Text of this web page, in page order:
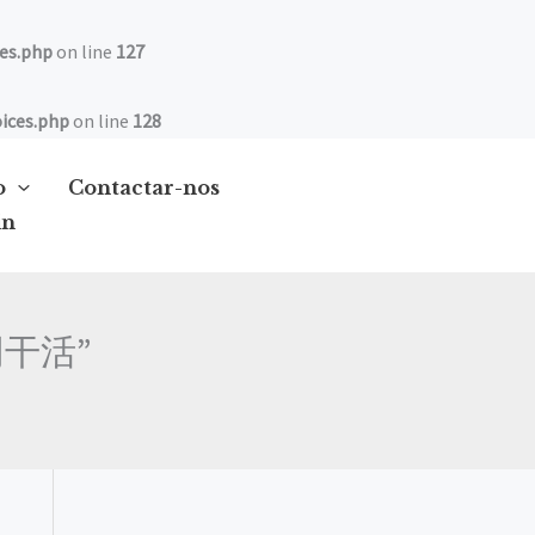
on line 127
on line 128
Contactar-nos
活”